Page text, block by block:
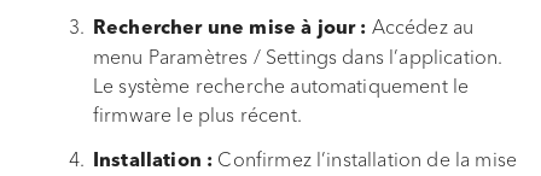
Rechercher une mise à jour : Accédez au
menu Paramètres / Settings dans l’application.
Le système recherche automatiquement le
firmware le plus récent.
Installation : Confirmez l’installation de la mise